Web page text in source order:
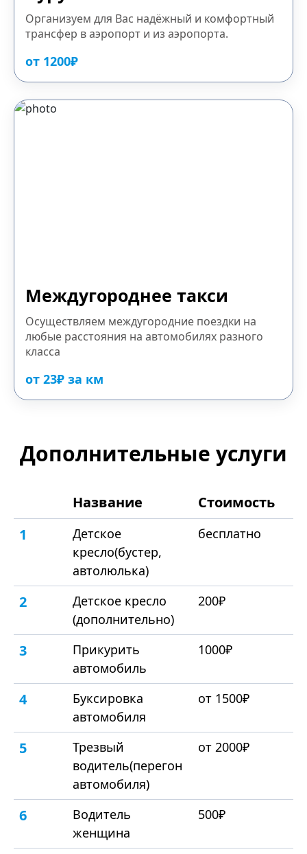
Организуем для Вас надёжный и комфортный
трансфер в аэропорт и из аэропорта.
от 1200₽
Междугороднее такси
Осуществляем междугородние поездки на
любые расстояния на автомобилях разного
класса
от 23₽ за км
Дополнительные услуги
Название
Стоимость
1
Детское
кресло(бустер,
автолюлька)
бесплатно
2
Детское кресло
(дополнительно)
200₽
3
Прикурить
автомобиль
1000₽
4
Буксировка
автомобиля
от 1500₽
5
Трезвый
водитель(перегон
автомобиля)
от 2000₽
6
Водитель
женщина
500₽